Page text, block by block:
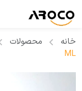
خانه محصولات
ML